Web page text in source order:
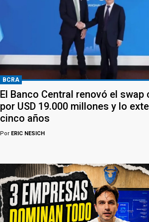
BCRA
El Banco Central renovó el swap
por USD 19.000 millones y lo
cinco años
Por ERIC NESICH